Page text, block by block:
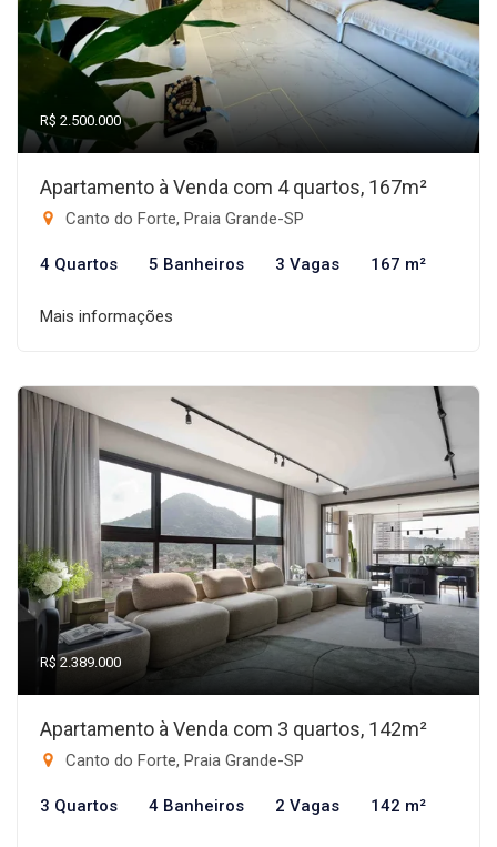
R$ 2.500.000
Apartamento à Venda com 4 quartos, 167m²
Canto do Forte, Praia Grande-SP
4 Quartos 5 Banheiros 3 Vagas 167 m²
Mais informações
R$ 2.389.000
Apartamento à Venda com 3 quartos, 142m²
Canto do Forte, Praia Grande-SP
3 Quartos 4 Banheiros 2 Vagas 142 m²